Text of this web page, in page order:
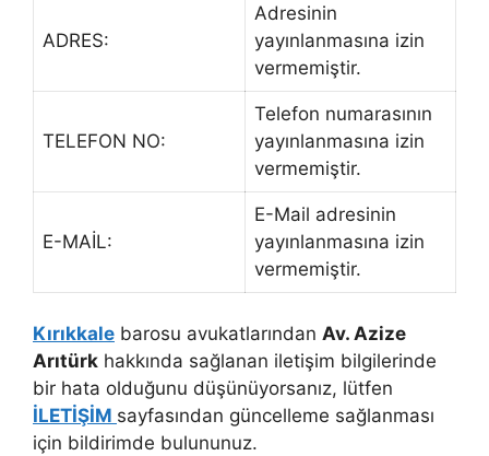
ADRES:
Adresinin
yayınlanmasına izin
vermemiştir.
TELEFON NO:
Telefon numarasının
yayınlanmasına izin
vermemiştir.
E-MAİL:
E-Mail adresinin
yayınlanmasına izin
vermemiştir.
Kırıkkale barosu avukatlarından Av. Azize
Arıtürk hakkında sağlanan iletişim bilgilerinde
bir hata olduğunu düşünüyorsanız, lütfen
İLETİŞİM sayfasından güncelleme sağlanması
için bildirimde bulununuz.